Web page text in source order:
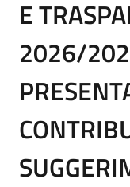
E
2026/